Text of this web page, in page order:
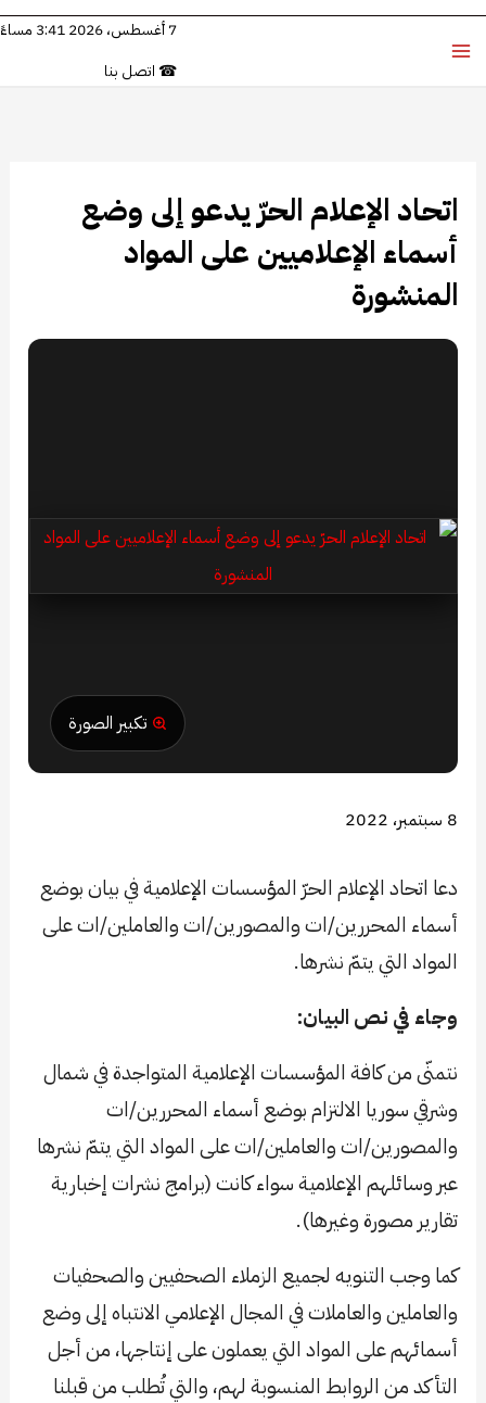
7 أغسطس، 2026 3:41 مساءً
☎ اتصل بنا
اتحاد الإعلام الحرّ يدعو إلى وضع
أسماء الإعلاميين على المواد
المنشورة
تكبير الصورة
8 سبتمبر، 2022
دعا اتحاد الإعلام الحرّ المؤسسات الإعلامية في بيان بوضع
أسماء المحررين/ات والمصورين/ات والعاملين/ات على
المواد التي يتمّ نشرها.
وجاء في نص البيان:
نتمنّى من كافة المؤسسات الإعلامية المتواجدة في شمال
وشرقي سوريا الالتزام بوضع أسماء المحررين/ات
والمصورين/ات والعاملين/ات على المواد التي يتمّ نشرها
عبر وسائلهم الإعلامية سواء كانت (برامج نشرات إخبارية
تقارير مصورة وغيرها).
كما وجب التنويه لجميع الزملاء الصحفيين والصحفيات
والعاملين والعاملات في المجال الإعلامي الانتباه إلى وضع
أسمائهم على المواد التي يعملون على إنتاجها، من أجل
التأكد من الروابط المنسوبة لهم، والتي تُطلب من قبلنا